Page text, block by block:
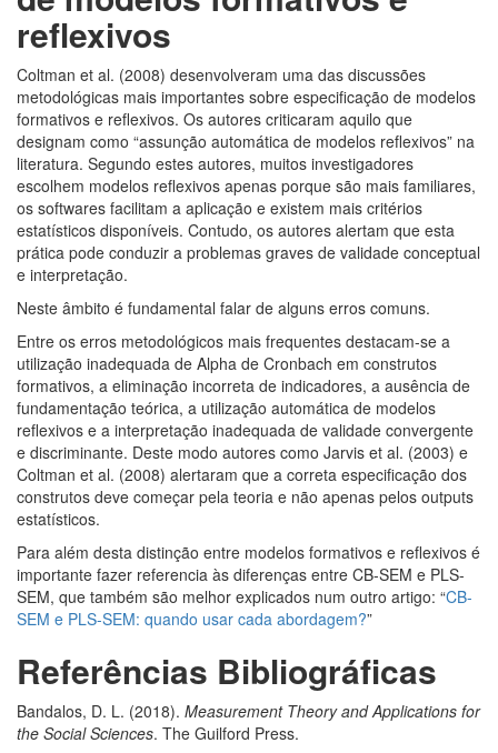
reflexivos
Coltman et al. (2008) desenvolveram uma das discussões
metodológicas mais importantes sobre especificação de modelos
formativos e reflexivos. Os autores criticaram aquilo que
designam como “assunção automática de modelos reflexivos” na
literatura. Segundo estes autores, muitos investigadores
escolhem modelos reflexivos apenas porque são mais familiares,
os softwares facilitam a aplicação e existem mais critérios
estatísticos disponíveis. Contudo, os autores alertam que esta
prática pode conduzir a problemas graves de validade conceptual
e interpretação.
Neste âmbito é fundamental falar de alguns erros comuns.
Entre os erros metodológicos mais frequentes destacam-se a
utilização inadequada de Alpha de Cronbach em construtos
formativos, a eliminação incorreta de indicadores, a ausência de
fundamentação teórica, a utilização automática de modelos
reflexivos e a interpretação inadequada de validade convergente
e discriminante. Deste modo autores como Jarvis et al. (2003) e
Coltman et al. (2008) alertaram que a correta especificação dos
construtos deve começar pela teoria e não apenas pelos outputs
estatísticos.
Para além desta distinção entre modelos formativos e reflexivos é
importante fazer referencia às diferenças entre CB-SEM e PLS-
SEM, que também são melhor explicados num outro artigo: “CB-
SEM e PLS-SEM: quando usar cada abordagem?”
Referências Bibliográficas
Bandalos, D. L. (2018). Measurement Theory and Applications for
the Social Sciences. The Guilford Press.